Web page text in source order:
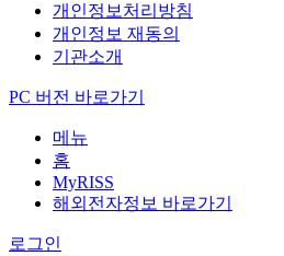
개인정보처리방침
개인정보 재동의
기관소개
PC 버전 바로가기
메뉴
홈
MyRISS
해외전자정보 바로가기
로그인